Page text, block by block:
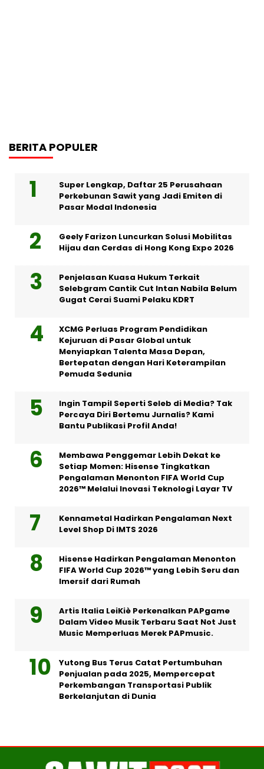
BERITA POPULER
Super Lengkap, Daftar 25 Perusahaan
Perkebunan Sawit yang Jadi Emiten di
Pasar Modal Indonesia
Geely Farizon Luncurkan Solusi Mobilitas
Hijau dan Cerdas di Hong Kong Expo 2026
Penjelasan Kuasa Hukum Terkait
Selebgram Cantik Cut Intan Nabila Belum
Gugat Cerai Suami Pelaku KDRT
XCMG Perluas Program Pendidikan
Kejuruan di Pasar Global untuk
Menyiapkan Talenta Masa Depan,
Bertepatan dengan Hari Keterampilan
Pemuda Sedunia
Ingin Tampil Seperti Seleb di Media? Tak
Percaya Diri Bertemu Jurnalis? Kami
Bantu Publikasi Profil Anda!
Membawa Penggemar Lebih Dekat ke
Setiap Momen: Hisense Tingkatkan
Pengalaman Menonton FIFA World Cup
2026™ Melalui Inovasi Teknologi Layar TV
Kennametal Hadirkan Pengalaman Next
Level Shop Di IMTS 2026
Hisense Hadirkan Pengalaman Menonton
FIFA World Cup 2026™ yang Lebih Seru dan
Imersif dari Rumah
Artis Italia LeiKiè Perkenalkan PAPgame
Dalam Video Musik Terbaru Saat Not Just
Music Memperluas Merek PAPmusic.
Yutong Bus Terus Catat Pertumbuhan
Penjualan pada 2025, Mempercepat
Perkembangan Transportasi Publik
Berkelanjutan di Dunia